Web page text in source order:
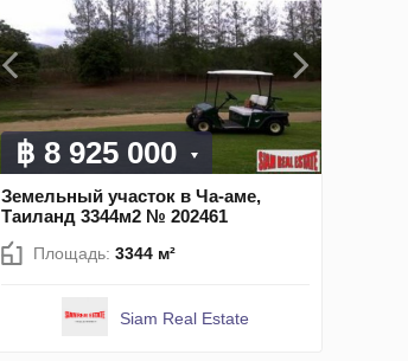
฿ 8 925 000
Земельный участок в Ча-аме,
Таиланд 3344м2 № 202461
Площадь: 3344 м²
Siam Real Estate